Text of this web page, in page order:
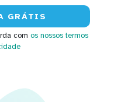
com os nossos termos